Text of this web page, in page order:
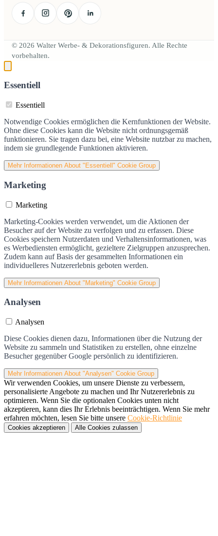
© 2026 Walter Werbe- & Dekorationsfiguren. Alle Rechte
vorbehalten.
Essentiell
Essentiell
Notwendige Cookies ermöglichen die Kernfunktionen der Website.
Ohne diese Cookies kann die Website nicht ordnungsgemäß
funktionieren. Sie tragen dazu bei, eine Website nutzbar zu machen,
indem sie grundlegende Funktionen aktivieren.
Mehr Informationen About "Essentiell" Cookie Group
Marketing
Marketing
Marketing-Cookies werden verwendet, um die Aktionen der
Besucher auf der Website zu verfolgen und zu erfassen. Diese
Cookies speichern Nutzerdaten und Verhaltensinformationen, was
es Werbediensten ermöglicht, gezieltere Zielgruppen anzusprechen.
Zudem kann auf Basis der gesammelten Informationen ein
individuelleres Nutzererlebnis geboten werden.
Mehr Informationen About "Marketing" Cookie Group
Analysen
Analysen
Diese Cookies dienen dazu, Informationen über die Nutzung der
Website zu sammeln und Statistiken zu erstellen, ohne einzelne
Besucher gegenüber Google persönlich zu identifizieren.
Mehr Informationen About "Analysen" Cookie Group
Wir verwenden Cookies, um unsere Dienste zu verbessern,
personalisierte Angebote zu machen und Ihr Nutzererlebnis zu
optimieren. Wenn Sie die optionalen Cookies unten nicht
akzeptieren, kann dies Ihr Erlebnis beeinträchtigen. Wenn Sie mehr
erfahren möchten, lesen Sie bitte unsere Cookie-Richtlinie
Cookies akzeptieren Alle Cookies zulassen